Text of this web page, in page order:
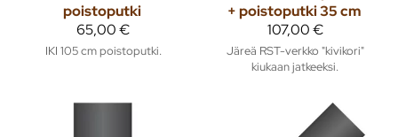
poistoputki
65,00 €
IKI 105 cm poistoputki.
+ poistoputki 35 cm
107,00 €
Järeä RST-verkko "kivikori"
kiukaan jatkeeksi.